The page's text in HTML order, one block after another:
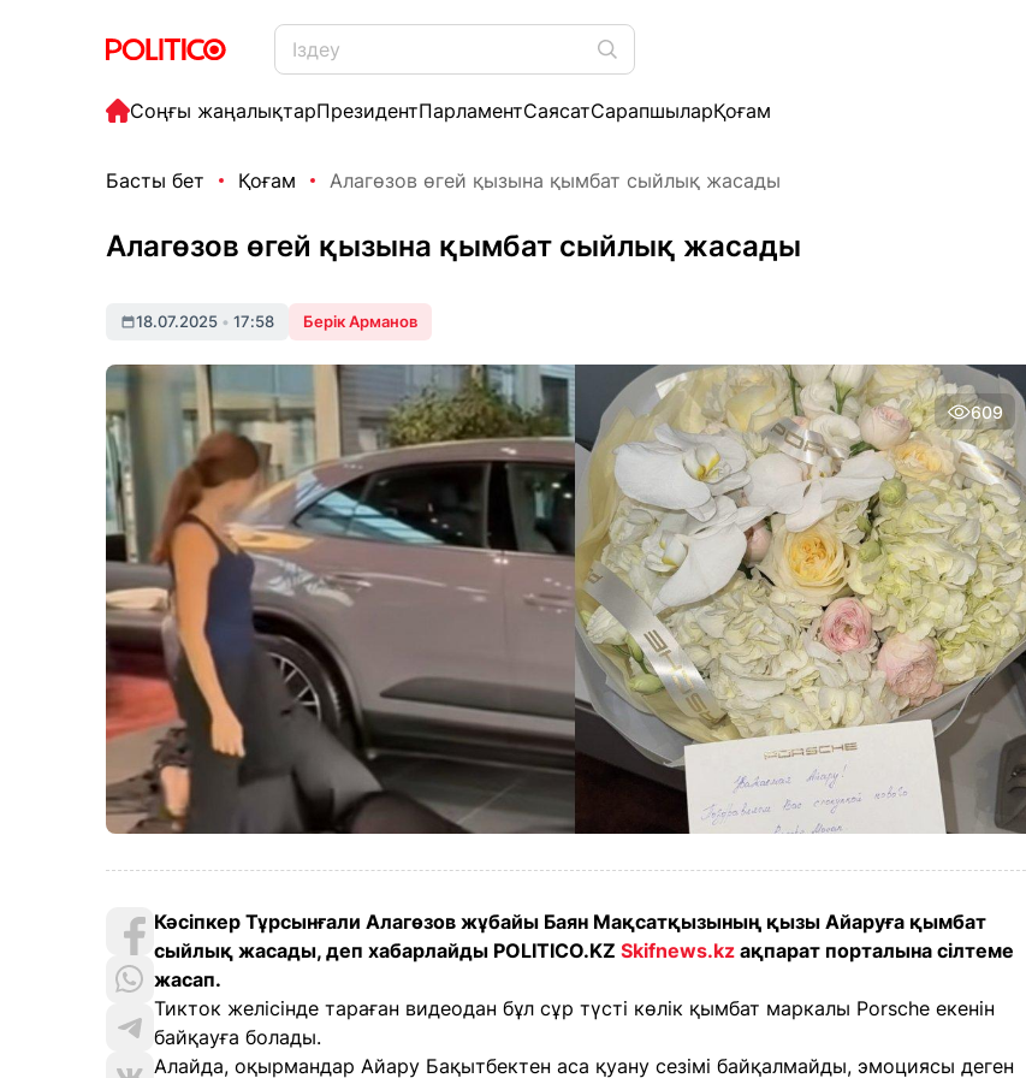
Соңғы жаңалықтарПрезидентПарламентСаясатСарапшыларҚоғам
Басты бет Қоғам Алагөзов өгей қызына қымбат сыйлық жасады
Алагөзов өгей қызына қымбат сыйлық жасады
18.07.2025 • 17:58 Берік Арманов
609
Кәсіпкер Тұрсынғали Алагөзов жұбайы Баян Мақсатқызының қызы Айаруға қымбат
сыйлық жасады, деп хабарлайды POLITICO.KZ Skifnews.kz ақпарат порталына сілтеме
жасап.
Тикток желісінде тараған видеодан бұл сұр түсті көлік қымбат маркалы Porsche екенін
байқауға болады.
Алайда, оқырмандар Айару Бақытбектен аса қуану сезімі байқалмайды, эмоциясы деген